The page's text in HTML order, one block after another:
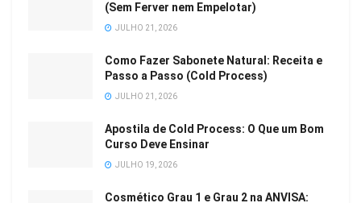
(Sem Ferver nem Empelotar)
JULHO 21, 2026
Como Fazer Sabonete Natural: Receita e
Passo a Passo (Cold Process)
JULHO 21, 2026
Apostila de Cold Process: O Que um Bom
Curso Deve Ensinar
JULHO 19, 2026
Cosmético Grau 1 e Grau 2 na ANVISA: